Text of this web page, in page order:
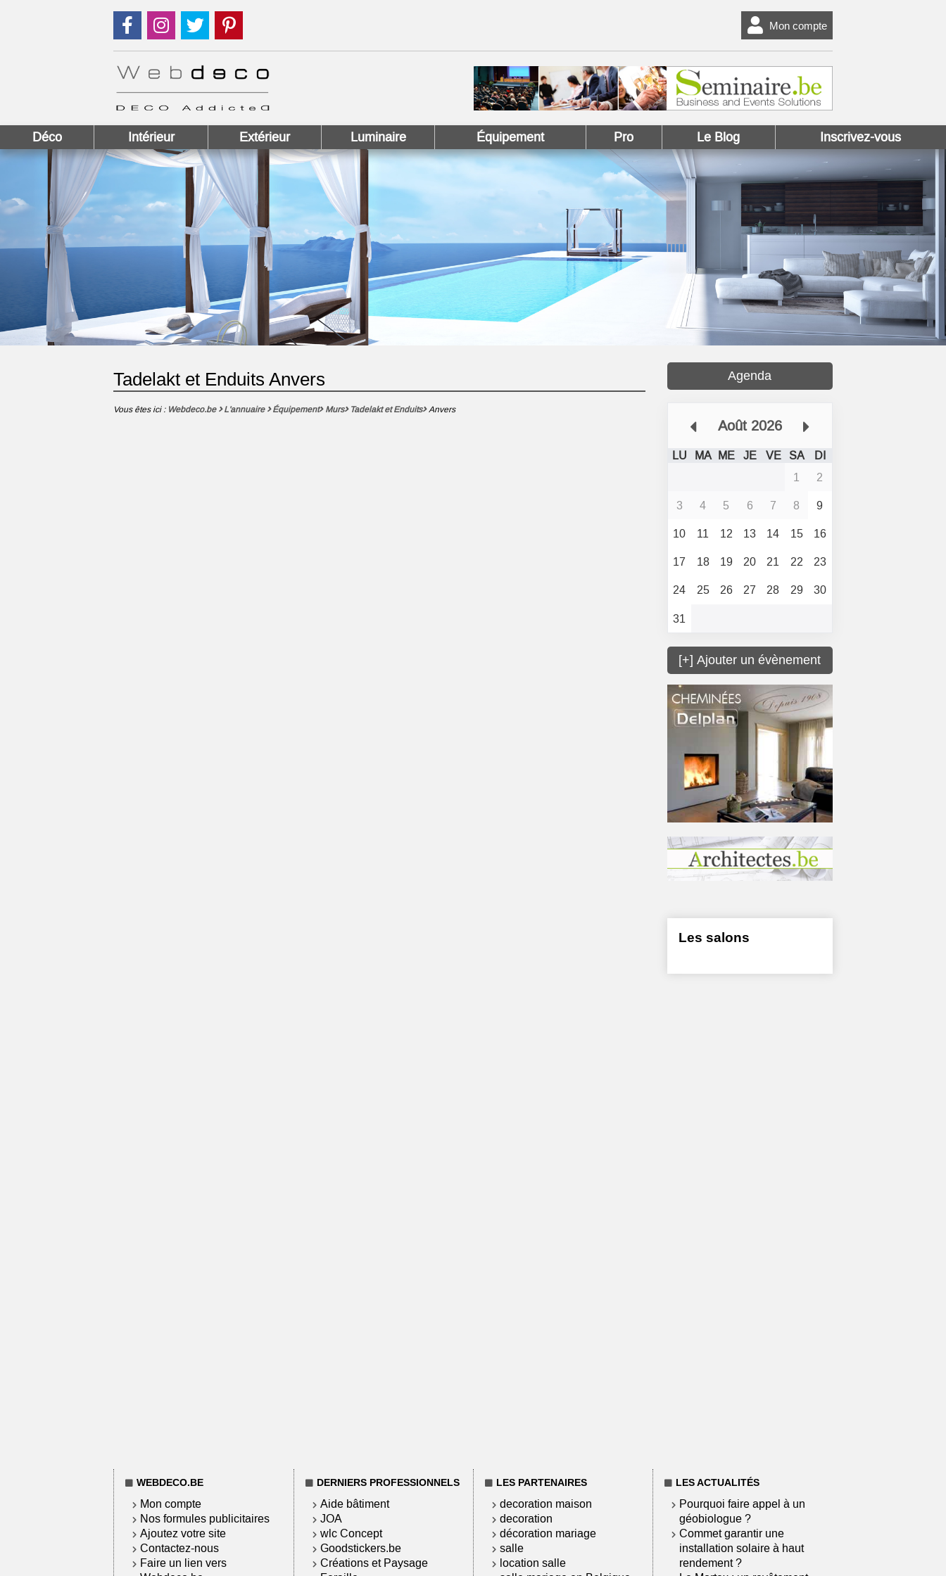
Suivez nous sur Facebook !
Suivez nous sur Instagram !
Suivez nous sur Twitter ! Mon compte
Déco Intérieur Extérieur Luminaire Équipement Pro Le Blog Inscrivez-vous
Tadelakt et Enduits Anvers
Vous êtes ici : Webdeco.be L'annuaire Équipement Murs Tadelakt et Enduits Anvers
Agenda
Août 2026
LU MA ME JE VE SA
DI
1
2
3
4 5 6 7 8
9
10
11 12 13 14 15
16
17
18 19 20 21 22
23
24
25 26 27 28 29
30
31
[+] Ajouter un évènement
Les salons
WEBDECO.BE
Mon compte
Nos formules publicitaires
Ajoutez votre site
Contactez-nous
Faire un lien vers
DERNIERS PROFESSIONNELS
Aide bâtiment
JOA
wlc Concept
Goodstickers.be
Créations et Paysage
LES PARTENAIRES
decoration maison
decoration
décoration mariage
salle
location salle
LES ACTUALITÉS
Pourquoi faire appel à un
géobiologue ?
Commet garantir une
installation solaire à haut
rendement ?